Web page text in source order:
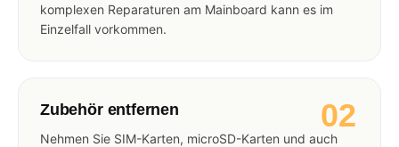
komplexen Reparaturen am Mainboard kann es im
Einzelfall vorkommen.
02
Zubehör entfernen
Nehmen Sie SIM-Karten, microSD-Karten und auch